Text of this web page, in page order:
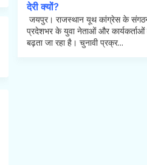
देरी क्यों?
जयपुर। राजस्थान यूथ कांग्रेस के
प्रदेशभर के युवा नेताओं और कार्यकर्ताओं
बढ़ता जा रहा है। चुनावी प्रक्र...